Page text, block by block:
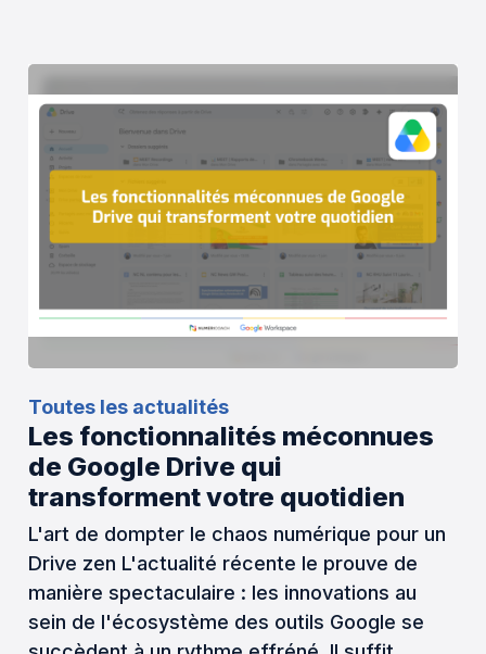
Toutes les actualités
Les fonctionnalités méconnues
de Google Drive qui
transforment votre quotidien
L'art de dompter le chaos numérique pour un
Drive zen L'actualité récente le prouve de
manière spectaculaire : les innovations au
sein de l'écosystème des outils Google se